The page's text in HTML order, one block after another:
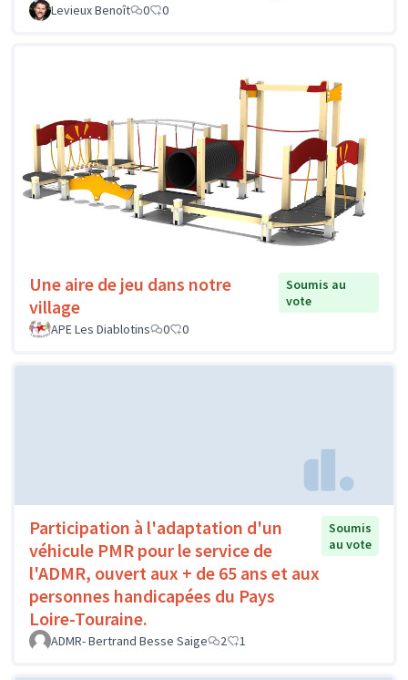
Levieux Benoît 0 0
Une aire de jeu dans notre
village
Soumis au
vote
APE Les Diablotins
0 0
Participation à l'adaptation d'un
véhicule PMR pour le service de
l'ADMR, ouvert aux + de 65 ans et aux
personnes handicapées du Pays
Loire-Touraine.
Soumis
au vote
ADMR- Bertrand Besse Saige 2 1